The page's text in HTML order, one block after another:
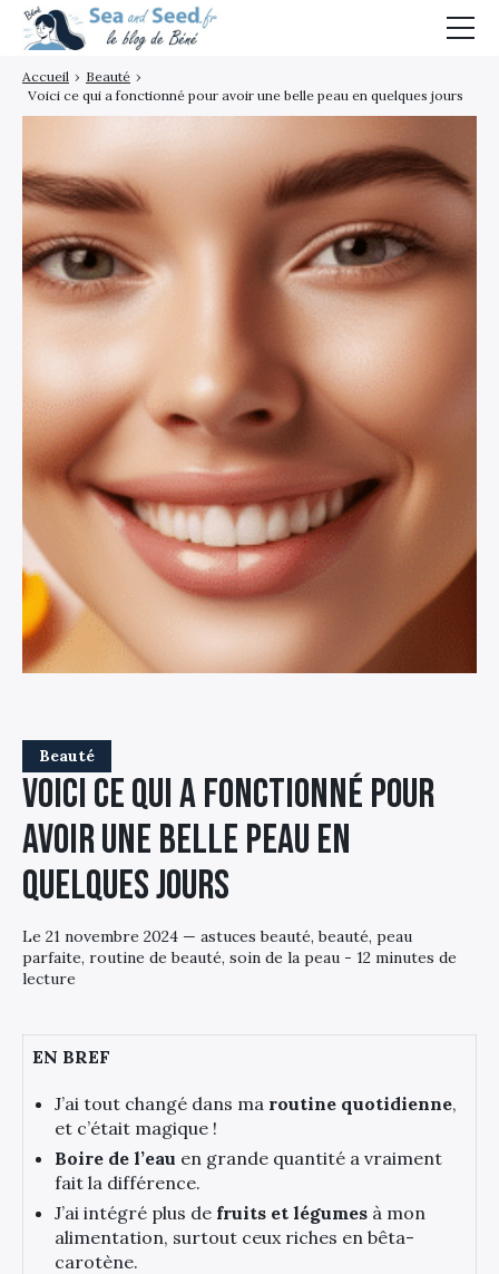
Accueil › Beauté ›
Voici ce qui a fonctionné pour avoir une belle peau en quelques jours
Beauté
Voici ce qui a fonctionné pour
avoir une belle peau en
quelques jours
Le 21 novembre 2024 — astuces beauté, beauté, peau
parfaite, routine de beauté, soin de la peau - 12 minutes de
lecture
EN BREF
J’ai tout changé dans ma routine quotidienne,
et c’était magique !
Boire de l’eau en grande quantité a vraiment
fait la différence.
J’ai intégré plus de fruits et légumes à mon
alimentation, surtout ceux riches en bêta-
carotène.
Mode
Bien-être
Voyages
Blog